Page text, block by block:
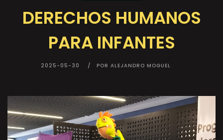
DERECHOS HUMANOS
PARA INFANTES
2025-05-30 POR ALEJANDRO MOGUEL